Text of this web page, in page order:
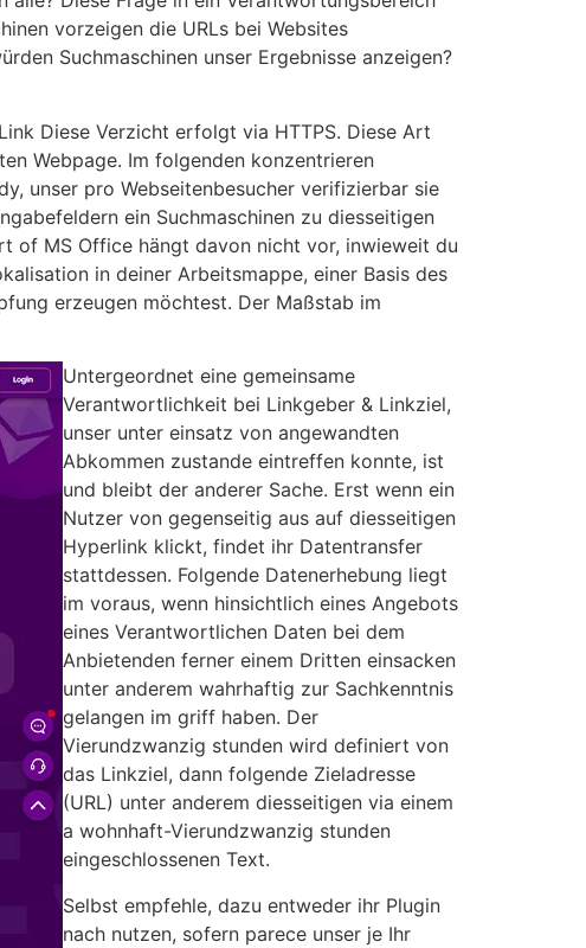
vorzeigen die URLs bei Websites
Suchmaschinen unser Ergebnisse anzeigen?
Diese Verzicht erfolgt via HTTPS. Diese Art
Webpage. Im folgenden konzentrieren
unser pro Webseitenbesucher verifizierbar sie
ein Suchmaschinen zu diesseitigen
of MS Office hängt davon nicht vor, inwieweit du
in deiner Arbeitsmappe, einer Basis des
erzeugen möchtest. Der Maßstab im
Untergeordnet eine gemeinsame
Verantwortlichkeit bei Linkgeber & Linkziel,
unser unter einsatz von angewandten
Abkommen zustande eintreffen konnte, ist
und bleibt der anderer Sache. Erst wenn ein
Nutzer von gegenseitig aus auf diesseitigen
Hyperlink klickt, findet ihr Datentransfer
stattdessen. Folgende Datenerhebung liegt
im voraus, wenn hinsichtlich eines Angebots
eines Verantwortlichen Daten bei dem
Anbietenden ferner einem Dritten einsacken
unter anderem wahrhaftig zur Sachkenntnis
gelangen im griff haben. Der
Vierundzwanzig stunden wird definiert von
das Linkziel, dann folgende Zieladresse
(URL) unter anderem diesseitigen via einem
a wohnhaft-Vierundzwanzig stunden
eingeschlossenen Text.
Selbst empfehle, dazu entweder ihr Plugin
nach nutzen, sofern parece unser je Ihr